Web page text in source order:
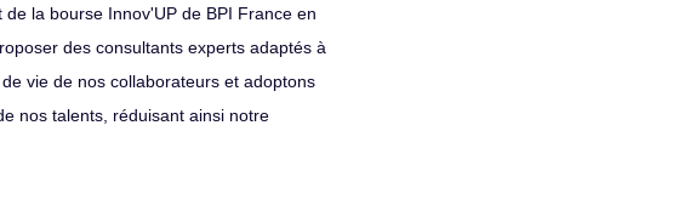
la bourse Innov'UP de BPI France en
des consultants experts adaptés à
vie de nos collaborateurs et adoptons
nos talents, réduisant ainsi notre